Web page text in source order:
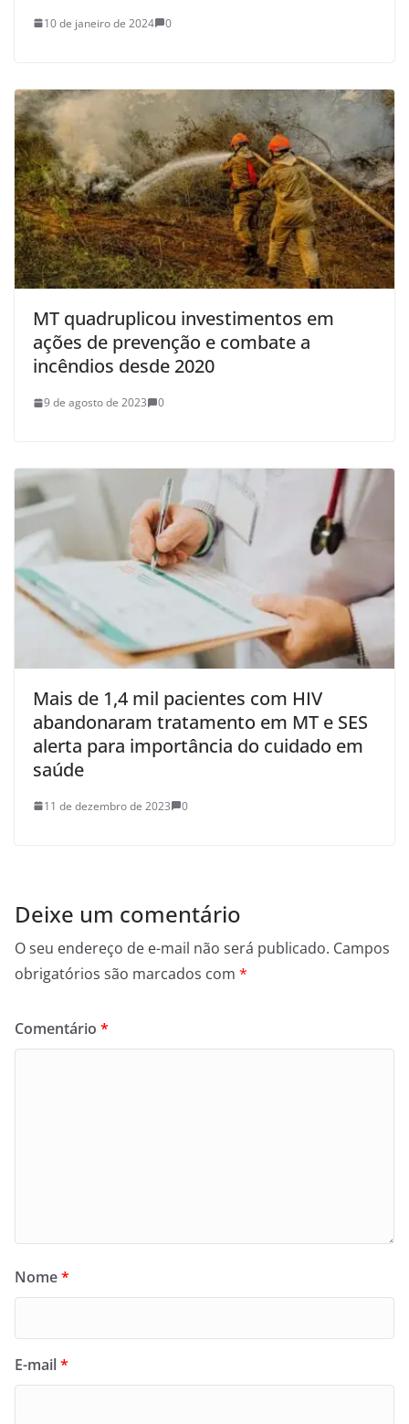
10 de janeiro de 2024 0
MT quadruplicou investimentos em
ações de prevenção e combate a
incêndios desde 2020
9 de agosto de 2023 0
Mais de 1,4 mil pacientes com HIV
abandonaram tratamento em MT e SES
alerta para importância do cuidado em
saúde
11 de dezembro de 2023 0
Deixe um comentário
O seu endereço de e-mail não será publicado. Campos
obrigatórios são marcados com *
Comentário *
Nome*
E-mail*